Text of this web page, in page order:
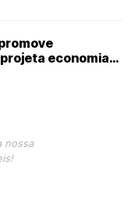
economia
mil com eficiência
nossa